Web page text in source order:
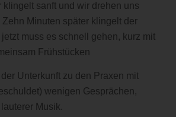
klingelt sanft und wir drehen uns
Minuten später klingelt der
muss es schnell gehen, kurz mit
Frühstücken
Unterkunft zu den Praxen mit
wenigen Gesprächen,
Musik.